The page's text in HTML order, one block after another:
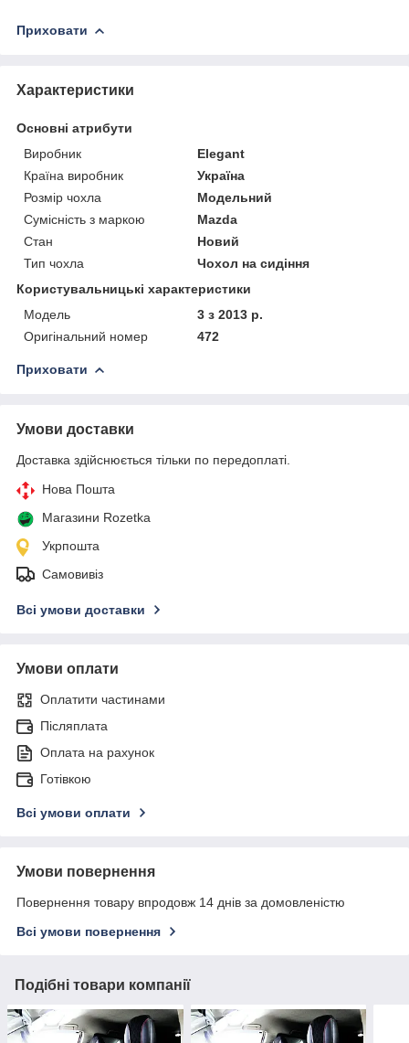
Приховати
Характеристики
Основні атрибути
Виробник
Elegant
Країна виробник
Україна
Розмір чохла
Модельний
Сумісність з маркою
Mazda
Стан
Новий
Тип чохла
Чохол на сидіння
Користувальницькі характеристики
Мoдель
3 з 2013 р.
Оригінальний номер
472
Приховати
Умови доставки
Доставка здійснюється тільки по передоплаті.
Нова Пошта
Магазини Rozetka
Укрпошта
Самовивіз
Всі умови доставки
Умови оплати
Оплатити частинами
Післяплата
Оплата на рахунок
Готівкою
Всі умови оплати
Умови повернення
Повернення товару впродовж 14 днів за домовленістю
Всі умови повернення
Подібні товари компанії